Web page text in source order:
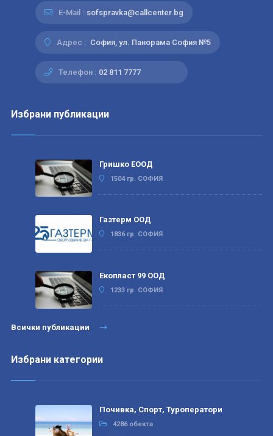
E-Mail : sofspravka@callcenter.bg
Адрес : София, ул. Панорама София №5
Телефон : 02 811 7777
Избрани публикации
Гришко ЕООД
1504 гр. СОФИЯ
Газтерм ООД
1836 гр. СОФИЯ
Екопласт 99 ООД
1233 гр. СОФИЯ
Всички публикации
Избрани категории
Почивка, Спорт, Туроператори
4286 обекта